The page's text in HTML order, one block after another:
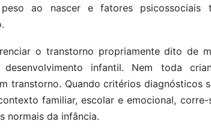
ao nascer e fatores psicossociais
o transtorno propriamente dito de
infantil. Nem toda
transtorno. Quando critérios diagnósticos
familiar, escolar e emocional,
normais da infância.